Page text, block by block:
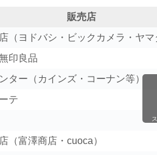
販売店
（ヨドバシ・ビックカメラ・ヤマ
印良品
ター（カインズ・コーナン等）
テ
（富澤商店・cuoca）